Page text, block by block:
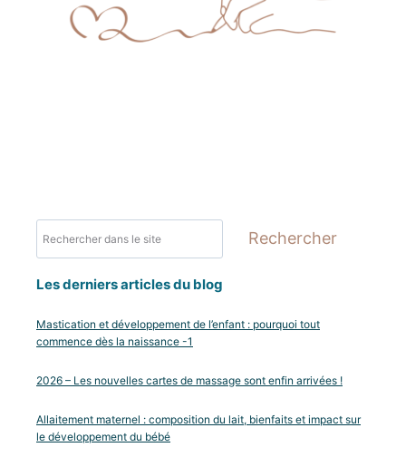
Rechercher
Les derniers articles du blog
Mastication et développement de l’enfant : pourquoi tout
commence dès la naissance -1
2026 – Les nouvelles cartes de massage sont enfin arrivées !
Allaitement maternel : composition du lait, bienfaits et impact sur
le développement du bébé